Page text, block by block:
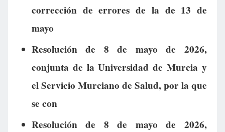
corrección de errores de la de 13 de
mayo
Resolución de 8 de mayo de 2026,
conjunta de la Universidad de Murcia y
el Servicio Murciano de Salud, por la que
se con
Resolución de 8 de mayo de 2026,